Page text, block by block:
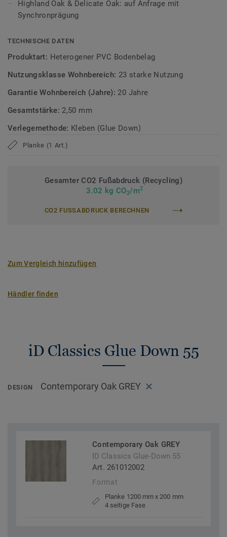
Die Tektanium-Oberfläche sorgt für eine authentische,
ultramatte Optik und schützt den Boden zuverlässig vor
Wohnbereiche.
Zirkulär gedacht
recycelbar. Zudem ist der Bodenbelag phthalatfrei und
weist sehr niedrige VOC-Emissionen auf, geprüft nach
iD Classics Glue Down ist auch mit 0,70 mm
Nutzschichtstärke verfügbar, geeignet für den Einsatz im
>> Erfahren Sie mehr über Tarkett Klebevinyl.
Highland Oak & Delicate Oak: auf Anfrage mit
Synchronprägung
TECHNISCHE DATEN
Produktart: Heterogener PVC Bodenbelag
Nutzungsklasse Wohnbereich: 23 starke Nutzung
Garantie Wohnbereich (Jahre): 20 Jahre
Gesamtstärke: 2,50 mm
Verlegemethode: Kleben (Glue Down)
Planke (1 Art.)
Gesamter CO2 Fußabdruck (Recycling)
3.02 kg CO2/m2
CO2 FUSSABDRUCK BERECHNEN
Zum Vergleich hinzufügen
Händler finden
iD Classics Glue Down 55
DESIGN Contemporary Oak GREY
Contemporary Oak GREY
ID Classics Glue-Down 55
Art. 261012002
Format
Planke 1200 mm x 200 mm
4 seitige Fase